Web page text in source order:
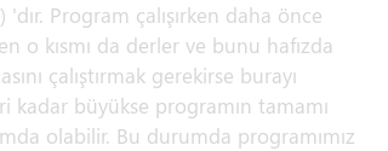
Program çalışırken daha önce
o kısmı da derler ve bunu hafızda
çalıştırmak gerekirse burayı
kadar büyükse programın tamamı
olabilir. Bu durumda programımız